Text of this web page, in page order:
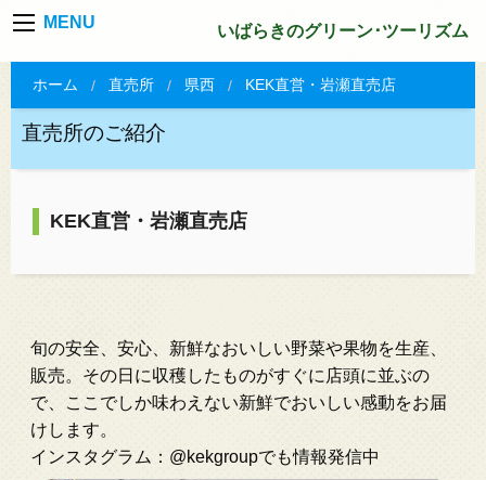
MENU いばらきのグリーン･ツーリズム
ホーム 直売所 県西 KEK直営・岩瀬直売店
直売所のご紹介
KEK直営・岩瀬直売店
旬の安全、安心、新鮮なおいしい野菜や果物を生産、
販売。その日に収穫したものがすぐに店頭に並ぶの
で、ここでしか味わえない新鮮でおいしい感動をお届
けします。
インスタグラム：@kekgroupでも情報発信中